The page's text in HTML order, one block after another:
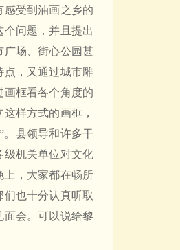
感受到油画之乡的
问题，并且提出
广场、街心公园甚
点，又通过城市雕
画框看各个角度的
样方式的画框，
。县领导和许多干
级机关单位对文化
上，大家都在畅所
也十分认真听取
面会。可以说给黎